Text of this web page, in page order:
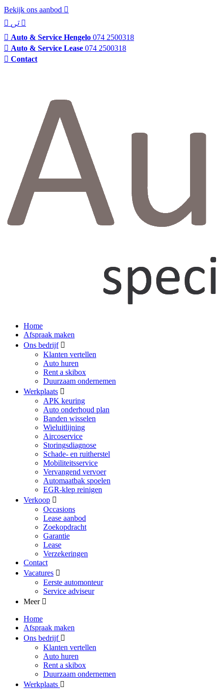
Bekijk ons aanbod
Auto & Service Hengelo 074 2500318
Auto & Service Lease 074 2500318
Contact
Home
Afspraak maken
Ons bedrijf
Klanten vertellen
Auto huren
Rent a skibox
Duurzaam ondernemen
Werkplaats
APK keuring
Auto onderhoud plan
Banden wisselen
Wieluitlijning
Aircoservice
Storingsdiagnose
Schade- en ruitherstel
Mobiliteitsservice
Vervangend vervoer
Automaatbak spoelen
EGR-klep reinigen
Verkoop
Occasions
Lease aanbod
Zoekopdracht
Garantie
Lease
Verzekeringen
Contact
Vacatures
Eerste automonteur
Service adviseur
Meer
Home
Afspraak maken
Ons bedrijf
Klanten vertellen
Auto huren
Rent a skibox
Duurzaam ondernemen
Werkplaats